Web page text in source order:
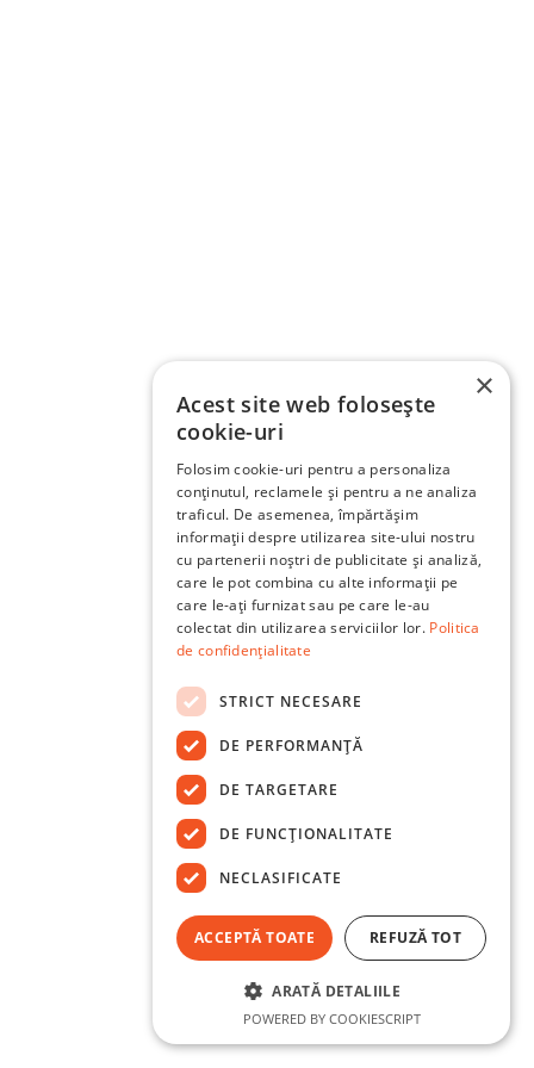
×
Acest site web folosește
cookie-uri
Folosim cookie-uri pentru a personaliza
conținutul, reclamele și pentru a ne analiza
traficul. De asemenea, împărtășim
informații despre utilizarea site-ului nostru
cu partenerii noștri de publicitate și analiză,
care le pot combina cu alte informații pe
care le-ați furnizat sau pe care le-au
colectat din utilizarea serviciilor lor. Politica
de confidențialitate
STRICT NECESARE
DE PERFORMANȚĂ
DE TARGETARE
DE FUNCŢIONALITATE
NECLASIFICATE
ACCEPTĂ TOATE REFUZĂ TOT
ARATĂ DETALIILE
POWERED BY COOKIESCRIPT